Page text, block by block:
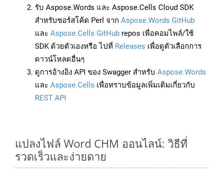
รับ Aspose.Words และ Aspose.Cells Cloud SDK
สำหรับซอร์สโค้ด Perl จาก Aspose.Words GitHub
และ Aspose.Cells GitHub repos เพื่อคอมไพล์/ใช้
SDK ด้วยตัวเองหรือ ไปที่ Releases เพื่อดูตัวเลือกการ
ดาวน์โหลดอื่นๆ
ดูการอ้างอิง API ของ Swagger สำหรับ Aspose.Words
และ Aspose.Cells เพื่อทราบข้อมูลเพิ่มเติมเกี่ยวกับ
REST API
แปลงไฟล์ Word CHM ออนไลน์: วิธีที่
รวดเร็วและง่ายดาย